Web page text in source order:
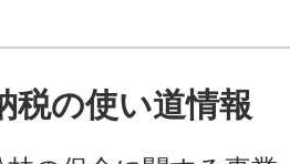
税の使い道情報